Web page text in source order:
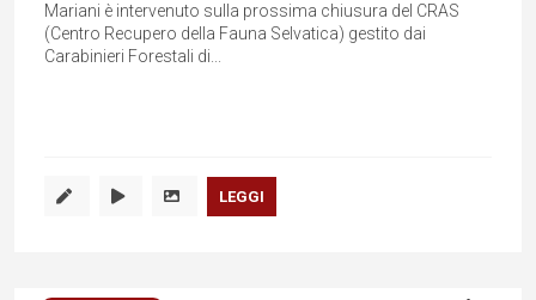
Mariani è intervenuto sulla prossima chiusura del CRAS
(Centro Recupero della Fauna Selvatica) gestito dai
Carabinieri Forestali di...
LEGGI